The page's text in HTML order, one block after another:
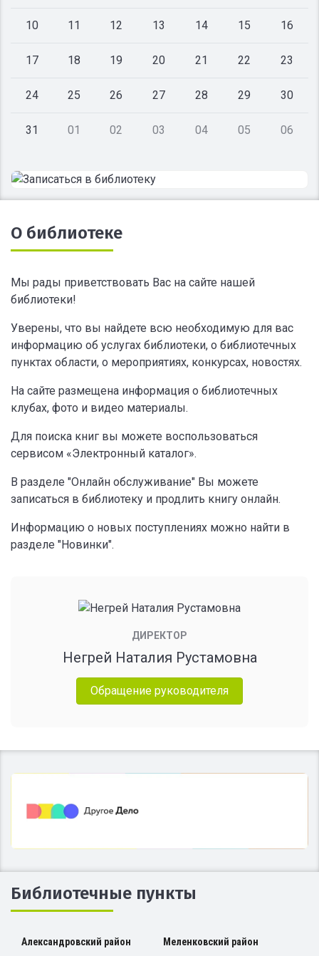
10 11 12 13 14 15 16
17 18 19 20 21 22 23
24 25 26 27 28 29 30
31 01 02 03 04 05 06
О библиотеке
Мы рады приветствовать Вас на сайте нашей
библиотеки!
Уверены, что вы найдете всю необходимую для вас
информацию об услугах библиотеки, о библиотечных
пунктах области, о мероприятиях, конкурсах, новостях.
На сайте размещена информация о библиотечных
клубах, фото и видео материалы.
Для поиска книг вы можете воспользоваться
сервисом «Электронный каталог».
В разделе "Онлайн обслуживание" Вы можете
записаться в библиотеку и продлить книгу онлайн.
Информацию о новых поступлениях можно найти в
разделе "Новинки".
ДИРЕКТОР
Негрей Наталия Рустамовна
Обращение руководителя
Библиотечные пункты
Александровский район
Меленковский район